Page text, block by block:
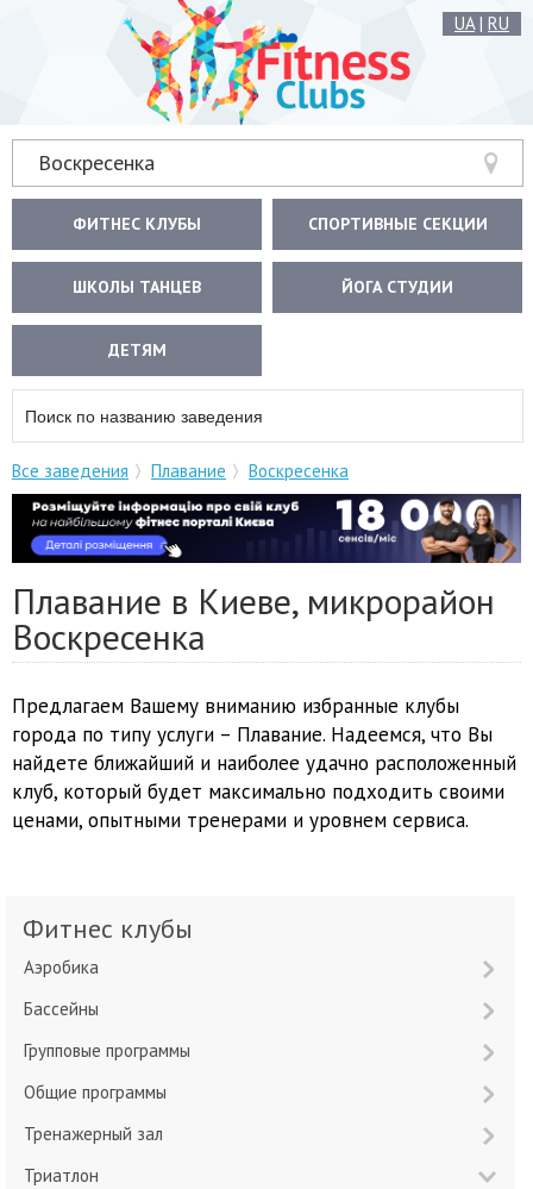
UA| RU
Воскресенка
ФИТНЕС КЛУБЫ СПОРТИВНЫЕ СЕКЦИИ
ШКОЛЫ ТАНЦЕВ ЙОГА СТУДИИ
ДЕТЯМ
Все заведения Плавание Воскресенка
Плавание в Киеве, микрорайон
Воскресенка
Предлагаем Вашему вниманию избранные клубы
города по типу услуги – Плавание. Надеемся, что Вы
найдете ближайший и наиболее удачно расположенный
клуб, который будет максимально подходить своими
ценами, опытными тренерами и уровнем сервиса.
Фитнес клубы
Аэробика
Бассейны
Групповые программы
Общие программы
Тренажерный зал
Триатлон